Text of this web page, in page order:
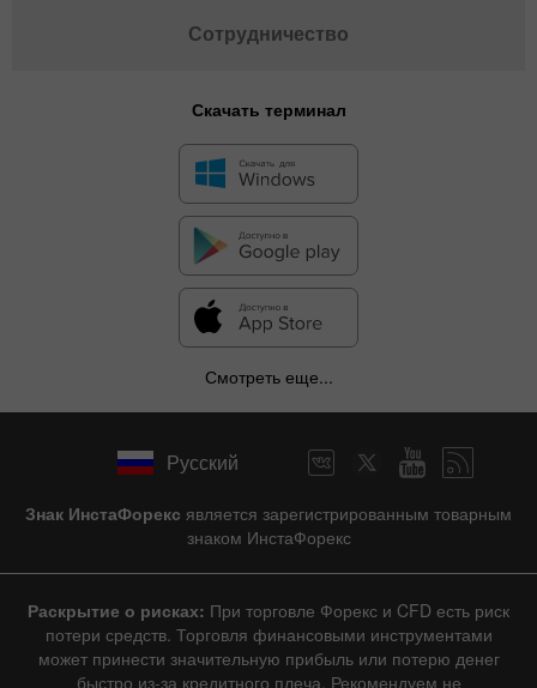
Сотрудничество
Скачать терминал
Смотреть еще...
Русский
Знак ИнстаФорекс является зарегистрированным товарным
знаком ИнстаФорекс
Раскрытие о рисках: При торговле Форекс и CFD есть риск
потери средств. Торговля финансовыми инструментами
может принести значительную прибыль или потерю денег
быстро из-за кредитного плеча. Рекомендуем не